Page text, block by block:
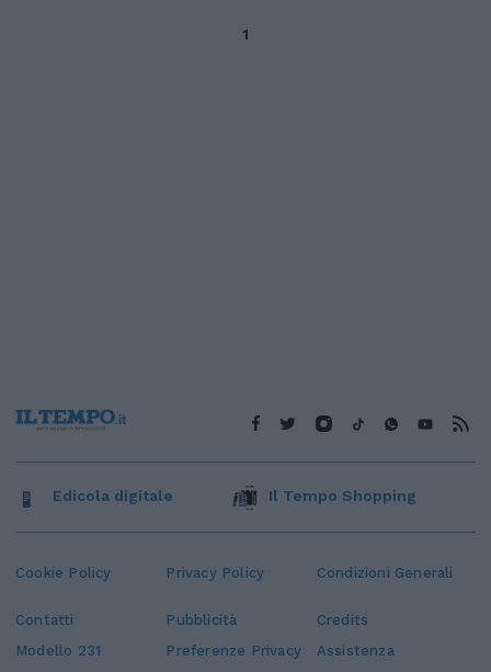
1
Cookie Policy Privacy Policy Condizioni Generali
Contatti Pubblicità
Credits
Modello 231
Preferenze Privacy Assistenza
Edicola digitale Il Tempo Shopping